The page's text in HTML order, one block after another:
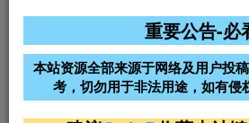
阿里云2核2G200M服务器68元/
年
重要公告-必
本站资源全部来源于网络及用户投
考，切勿用于非法用途，如有侵